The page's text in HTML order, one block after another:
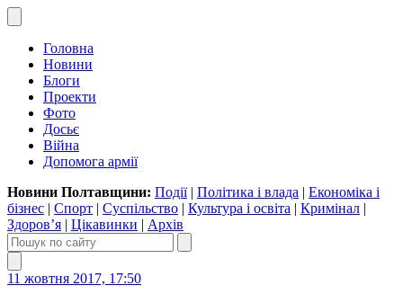
Головна
Новини
Блоги
Проекти
Фото
Досьє
Війна
Допомога армії
Новини Полтавщини: Події| Політика і влада | Економіка і
бізнес | Спорт | Суспільство | Культура і освіта | Кримінал |
Здоров’я | Цікавинки | Архів
11 жовтня 2017, 17:50